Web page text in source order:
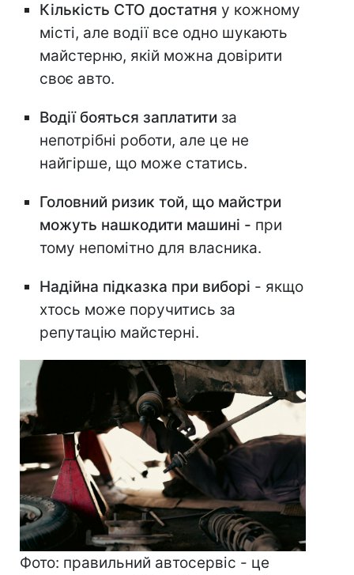
Кількість СТО достатня у кожному
місті, але водії все одно шукають
майстерню, якій можна довірити
своє авто.
Водії бояться заплатити за
непотрібні роботи, але це не
найгірше, що може статись.
Головний ризик той, що майстри
можуть нашкодити машині - при
тому непомітно для власника.
Надійна підказка при виборі - якщо
хтось може поручитись за
репутацію майстерні.
Фото: правильний автосервіс - це